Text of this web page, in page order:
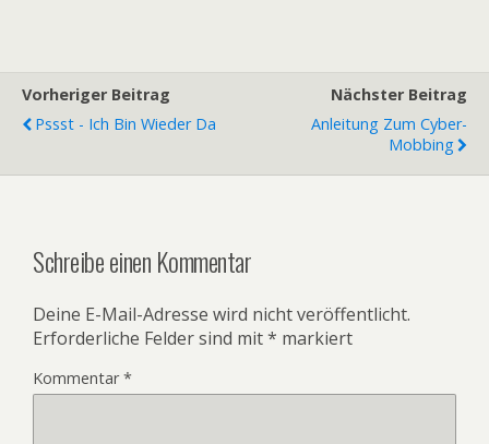
Vorheriger Beitrag
Pssst - Ich Bin Wieder Da
Nächster Beitrag
Anleitung Zum Cyber-
Mobbing
Schreibe einen Kommentar
Deine E-Mail-Adresse wird nicht veröffentlicht.
Erforderliche Felder sind mit* markiert
Kommentar*